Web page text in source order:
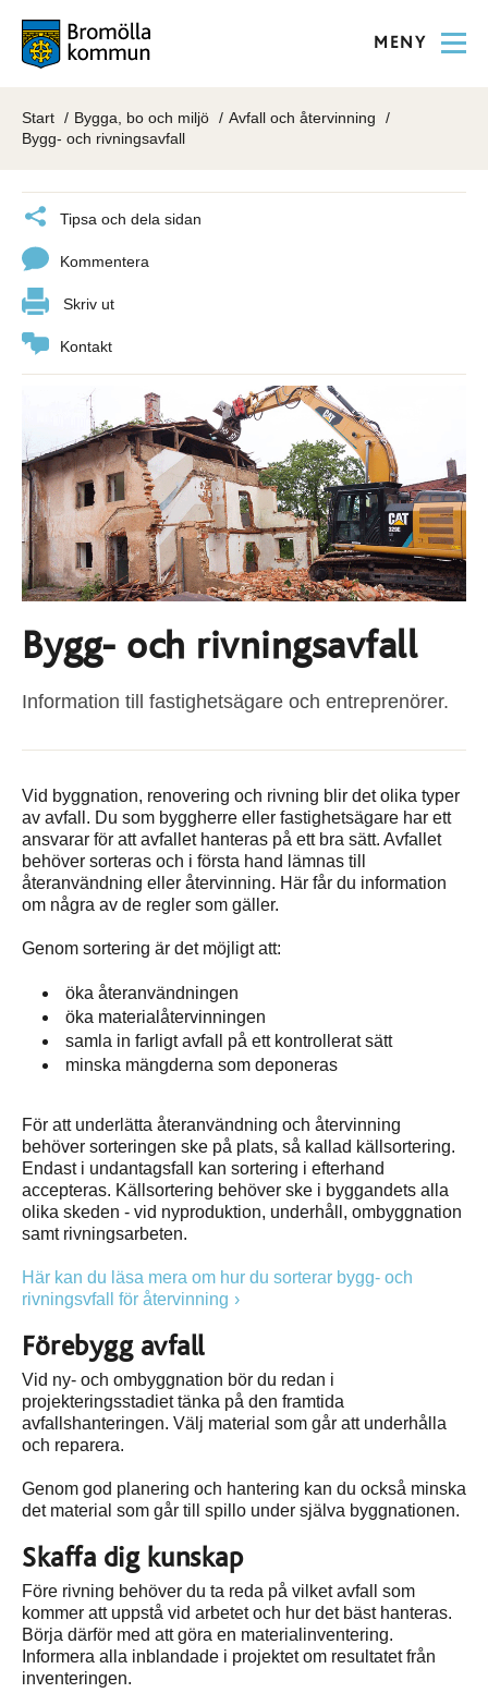
MENY
Start Bygga, bo och miljö
Avfall och återvinning
Bygg- och rivningsavfall
Tipsa och dela sidan
Kommentera
Skriv ut
Kontakt
Bygg- och rivningsavfall
Information till fastighetsägare och entreprenörer.
Vid byggnation, renovering och rivning blir det olika typer
av avfall. Du som bygg­­herre eller fastighetsägare har ett
ansvarar för att avfallet hanteras på ett bra sätt. Avfallet
behöver sorteras och i första hand lämnas till
återanvändning eller återvinning. Här får du information
om några av de regler som gäller.
Genom sortering är det möjligt att:
öka återanvändningen
öka materialåtervinningen
samla in farligt avfall på ett kontrollerat sätt
minska mängderna som deponeras
För att underlätta återanvändning och återvinning
behöver sorteringen ske på plats, så kallad källsortering.
Endast i undantagsfall kan sortering i efterhand
accepteras. Källsortering behöver ske i byggandets alla
olika skeden - vid nyproduktion, underhåll, ombyggnation
samt rivningsarbeten.
Här kan du läsa mera om hur du sorterar bygg- och
rivningsvfall för återvinning
Förebygg avfall
Vid ny- och ombyggnation bör du redan i
projekteringsstadiet tänka på den framtida
avfallshanteringen. Välj material som går att underhålla
och reparera.
Genom god planering och hantering kan du också minska
det material som går till spillo under själva byggnationen.
Skaffa dig kunskap
Före rivning behöver du ta reda på vilket avfall som
kommer att uppstå vid arbetet och hur det bäst hanteras.
Börja därför med att göra en materialinventering.
Informera alla inblandade i projektet om resultatet från
inventeringen.